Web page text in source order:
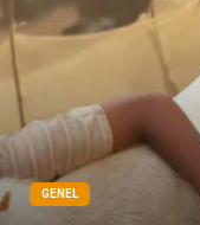
GENEL